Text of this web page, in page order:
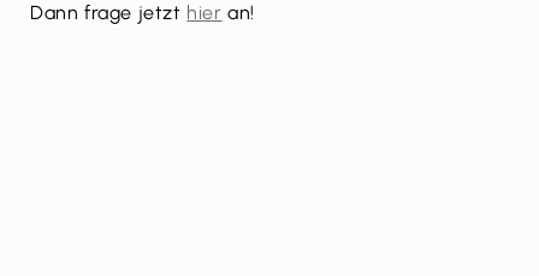
Dann frage jetzt hier an!